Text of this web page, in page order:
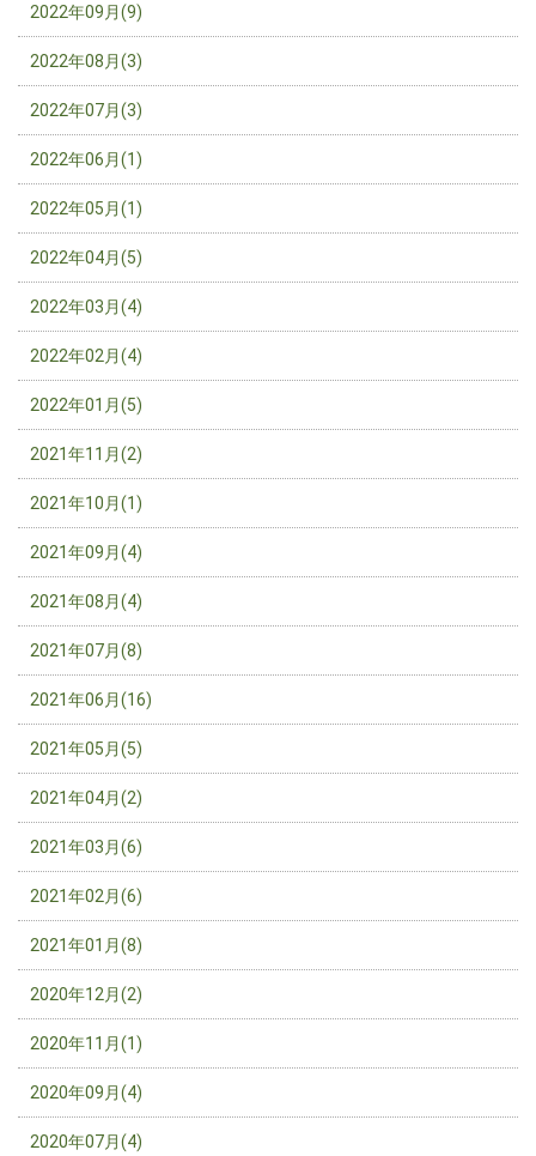
2022年09月(9)
2022年08月(3)
2022年07月(3)
2022年06月(1)
2022年05月(1)
2022年04月(5)
2022年03月(4)
2022年02月(4)
2022年01月(5)
2021年11月(2)
2021年10月(1)
2021年09月(4)
2021年08月(4)
2021年07月(8)
2021年06月(16)
2021年05月(5)
2021年04月(2)
2021年03月(6)
2021年02月(6)
2021年01月(8)
2020年12月(2)
2020年11月(1)
2020年09月(4)
2020年07月(4)